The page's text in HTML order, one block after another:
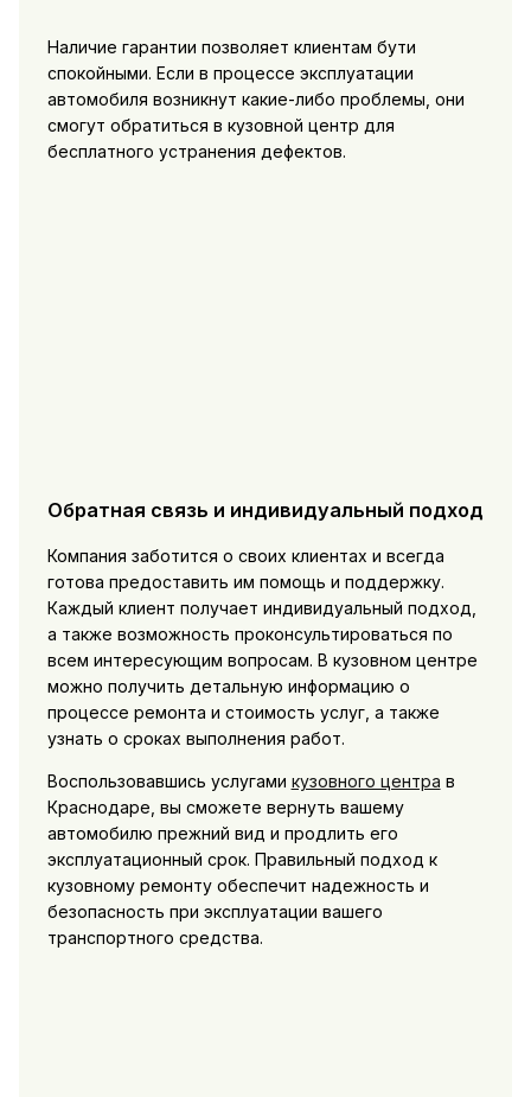
Наличие гарантии позволяет клиентам бути
спокойными. Если в процессе эксплуатации
автомобиля возникнут какие-либо проблемы, они
смогут обратиться в кузовной центр для
бесплатного устранения дефектов.
Обратная связь и индивидуальный подход
Компания заботится о своих клиентах и всегда
готова предоставить им помощь и поддержку.
Каждый клиент получает индивидуальный подход,
а также возможность проконсультироваться по
всем интересующим вопросам. В кузовном центре
можно получить детальную информацию о
процессе ремонта и стоимость услуг, а также
узнать о сроках выполнения работ.
Воспользовавшись услугами кузовного центра в
Краснодаре, вы сможете вернуть вашему
автомобилю прежний вид и продлить его
эксплуатационный срок. Правильный подход к
кузовному ремонту обеспечит надежность и
безопасность при эксплуатации вашего
транспортного средства.